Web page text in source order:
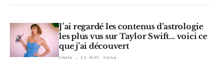
J’ai regardé les contenus d’astrologie
les plus vus sur Taylor Swift… voici ce
que j’ai découvert